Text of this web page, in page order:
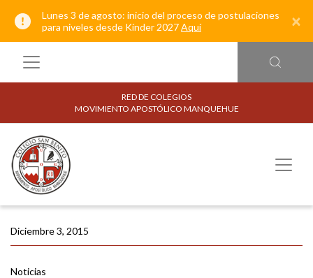
Lunes 3 de agosto: inicio del proceso de postulaciones
para niveles desde Kínder 2027Aquí ×
RED DE COLEGIOS
MOVIMIENTO APOSTÓLICO MANQUEHUE
Diciembre 3, 2015
Noticias